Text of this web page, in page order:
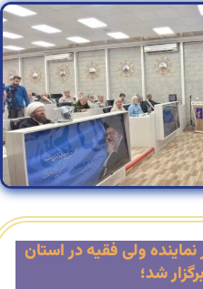
ولی فقیه در استان
شد؛